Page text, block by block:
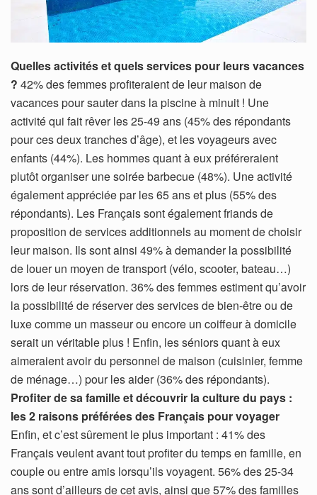
Quelles activités et quels services pour leurs vacances
? 42% des femmes profiteraient de leur maison de
vacances pour sauter dans la piscine à minuit ! Une
activité qui fait rêver les 25-49 ans (45% des répondants
pour ces deux tranches d’âge), et les voyageurs avec
enfants (44%). Les hommes quant à eux préféreraient
plutôt organiser une soirée barbecue (48%). Une activité
également appréciée par les 65 ans et plus (55% des
répondants). Les Français sont également friands de
proposition de services additionnels au moment de choisir
leur maison. Ils sont ainsi 49% à demander la possibilité
de louer un moyen de transport (vélo, scooter, bateau…)
lors de leur réservation. 36% des femmes estiment qu’avoir
la possibilité de réserver des services de bien-être ou de
luxe comme un masseur ou encore un coiffeur à domicile
serait un véritable plus ! Enfin, les séniors quant à eux
aimeraient avoir du personnel de maison (cuisinier, femme
de ménage…) pour les aider (36% des répondants).
Profiter de sa famille et découvrir la culture du pays :
les 2 raisons préférées des Français pour voyager
Enfin, et c’est sûrement le plus important : 41% des
Français veulent avant tout profiter du temps en famille, en
couple ou entre amis lorsqu’ils voyagent. 56% des 25-34
ans sont d’ailleurs de cet avis, ainsi que 57% des familles